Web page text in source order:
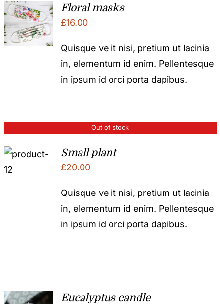
Floral masks
£16.00
Quisque velit nisi, pretium ut lacinia
in, elementum id enim. Pellentesque
in ipsum id orci porta dapibus.
Out of stock
Small plant
£20.00
Quisque velit nisi, pretium ut lacinia
in, elementum id enim. Pellentesque
in ipsum id orci porta dapibus.
Eucalyptus candle